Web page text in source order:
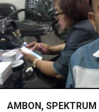
AMBON, SPEKTRUM